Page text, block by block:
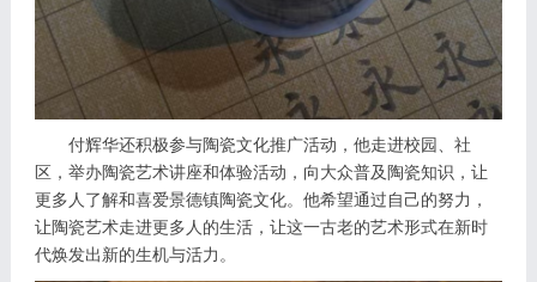
付辉华还积极参与陶瓷文化推广活动，他走进校园、社
区，举办陶瓷艺术讲座和体验活动，向大众普及陶瓷知识，让
更多人了解和喜爱景德镇陶瓷文化。他希望通过自己的努力，
让陶瓷艺术走进更多人的生活，让这一古老的艺术形式在新时
代焕发出新的生机与活力。